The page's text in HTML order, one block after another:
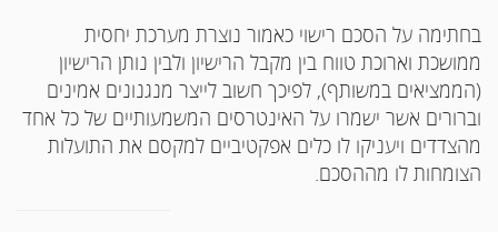
בחתימה על הסכם רישוי כאמור נוצרת מערכת יחסית
ממושכת וארוכת טווח בין מקבל הרישיון ולבין נותן הרישיון
(הממציאים במשותף), לפיכך חשוב לייצר מנגנונים אמינים
וברורים אשר ישמרו על האינטרסים המשמעותיים של כל אחד
מהצדדים ויעניקו לו כלים אפקטיביים למקסם את התועלות
הצומחות לו מההסכם.